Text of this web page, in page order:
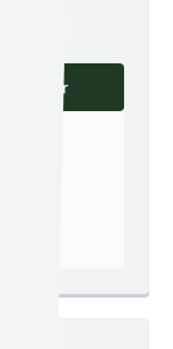
Baixar